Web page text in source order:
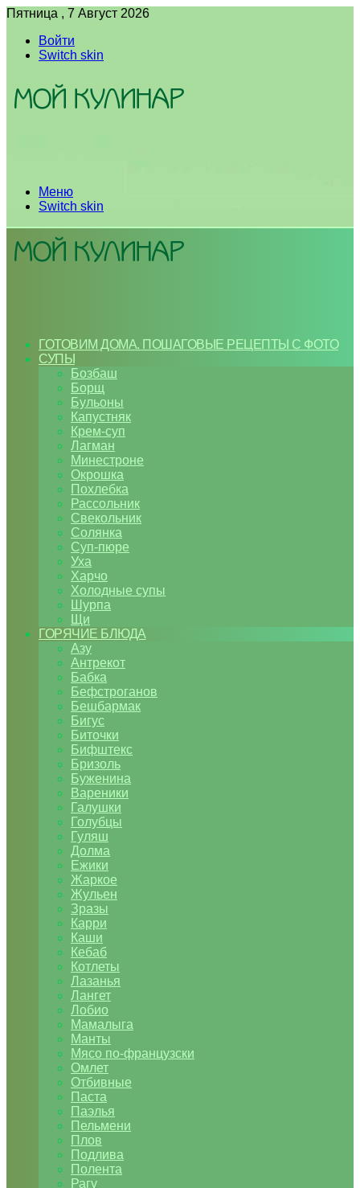
Пятница , 7 Август 2026
Войти
Switch skin
Меню
Switch skin
ГОТОВИМ ДОМА. ПОШАГОВЫЕ РЕЦЕПТЫ С ФОТО
СУПЫ
Бозбаш
Борщ
Бульоны
Капустняк
Крем-суп
Лагман
Минестроне
Окрошка
Похлебка
Рассольник
Свекольник
Солянка
Суп-пюре
Уха
Харчо
Холодные супы
Шурпа
Щи
ГОРЯЧИЕ БЛЮДА
Азу
Антрекот
Бабка
Бефстроганов
Бешбармак
Бигус
Биточки
Бифштекс
Бризоль
Буженина
Вареники
Галушки
Голубцы
Гуляш
Долма
Ежики
Жаркое
Жульен
Зразы
Карри
Каши
Кебаб
Котлеты
Лазанья
Лангет
Лобио
Мамалыга
Манты
Мясо по-французски
Омлет
Отбивные
Паста
Паэлья
Пельмени
Плов
Подлива
Полента
Рагу